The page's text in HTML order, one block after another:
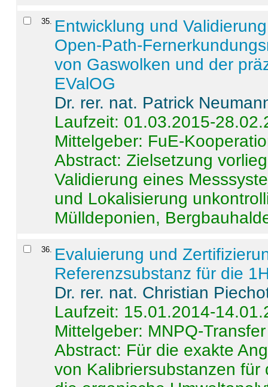
35. Entwicklung und
Open-Path-
von Gaswolken und der
EValOG
Dr. rer. nat. Patrick
Laufzeit: 01.03.2015-
Mittelgeber: FuE-
Abstract:Zielsetzung
Validierung eines
und Lokalisierung
Mülldeponien,
36. Evaluierung und
Referenzsubstanz für die
Dr. rer. nat. Christian
Laufzeit: 15.01.2014-
Mittelgeber: MNPQ-Transfer
Abstract: Für die exakte
von Kalibriersubstanzen